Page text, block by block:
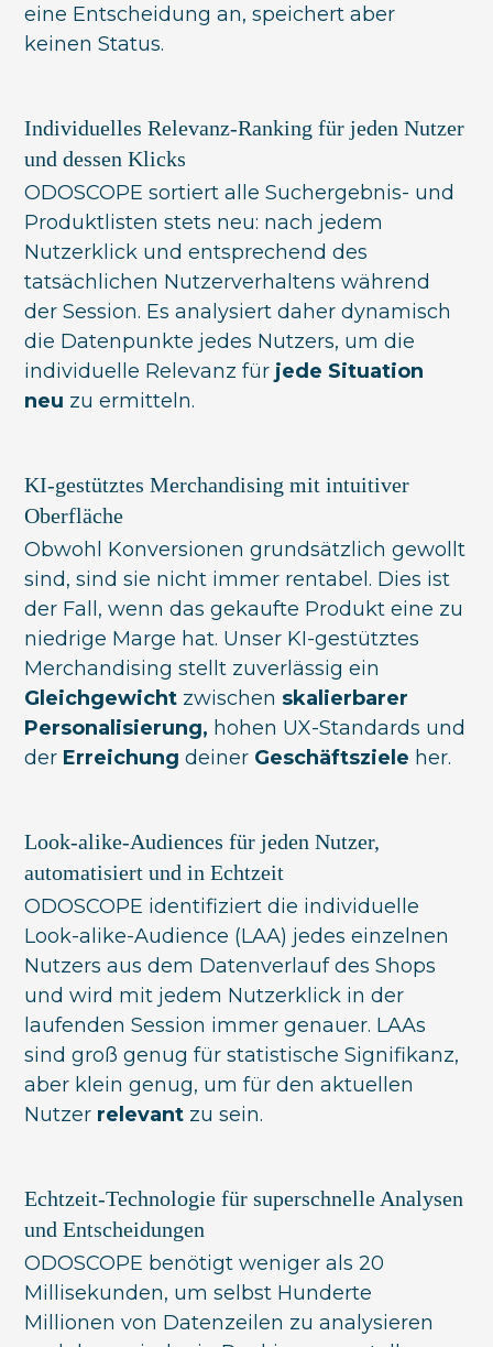
eine Entscheidung an, speichert aber
keinen Status.
Individuelles Relevanz-Ranking für jeden Nutzer
und dessen Klicks
ODOSCOPE sortiert alle Suchergebnis- und
Produktlisten stets neu: nach jedem
Nutzerklick und entsprechend des
tatsächlichen Nutzerverhaltens während
der Session. Es analysiert daher dynamisch
die Datenpunkte jedes Nutzers, um die
individuelle Relevanz für jede Situation
neu zu ermitteln.
KI-gestütztes Merchandising mit intuitiver
Oberfläche
Obwohl Konversionen grundsätzlich gewollt
sind, sind sie nicht immer rentabel. Dies ist
der Fall, wenn das gekaufte Produkt eine zu
niedrige Marge hat. Unser KI-gestütztes
Merchandising stellt zuverlässig ein
Gleichgewicht zwischen skalierbarer
Personalisierung, hohen UX-Standards und
der Erreichung deiner Geschäftsziele her.
Look-alike-Audiences für jeden Nutzer,
automatisiert und in Echtzeit
ODOSCOPE identifiziert die individuelle
Look-alike-Audience (LAA) jedes einzelnen
Nutzers aus dem Datenverlauf des Shops
und wird mit jedem Nutzerklick in der
laufenden Session immer genauer. LAAs
sind groß genug für statistische Signifikanz,
aber klein genug, um für den aktuellen
Nutzer relevant zu sein.
Echtzeit-Technologie für superschnelle Analysen
und Entscheidungen
ODOSCOPE benötigt weniger als 20
Millisekunden, um selbst Hunderte
Millionen von Datenzeilen zu analysieren